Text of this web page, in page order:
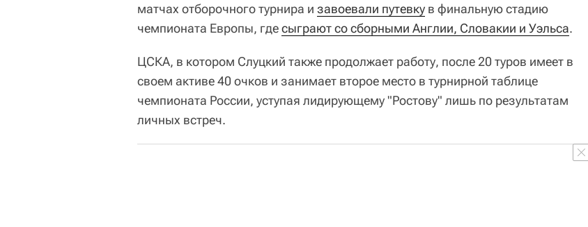
матчах отборочного турнира и завоевали путевку в финальную стадию
чемпионата Европы, гдесыграют со сборными Англии, Словакии и Уэльса.
ЦСКА, в котором Слуцкий также продолжает работу, после 20 туров имеет в
своем активе 40 очков и занимает второе место в турнирной таблице
чемпионата России, уступая лидирующему "Ростову" лишь по результатам
личных встреч.